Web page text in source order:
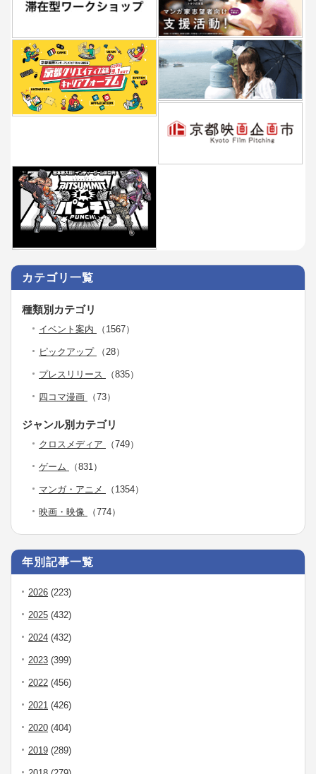
カテゴリ一覧
種類別カテゴリ
イベント案内 （1567）
ピックアップ （28）
プレスリリース （835）
四コマ漫画 （73）
ジャンル別カテゴリ
クロスメディア （749）
ゲーム （831）
マンガ・アニメ （1354）
映画・映像 （774）
年別記事一覧
2026 (223)
2025 (432)
2024 (432)
2023 (399)
2022 (456)
2021 (426)
2020 (404)
2019 (289)